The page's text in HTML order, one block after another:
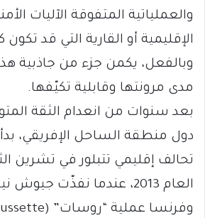
والعملياتية المتفوقة الآليات
الإقليمية أو القارية التي قد تكون
وبالفعل، يكمن جزء من جاذبية
مدى مرونتها وقابلية تكيّفها.
بعد سنوات من انعدام الثقة
دول منطقة الساحل الإفريقي،
تحالف إقليمي تتبلور في تشرين
العام 2013، عندما نفذّت